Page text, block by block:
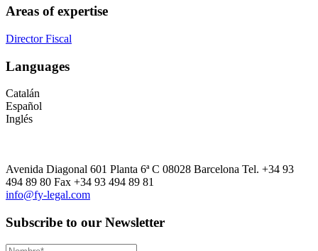
Areas of expertise
Director Fiscal
Languages
Catalán
Español
Inglés
Avenida Diagonal 601 Planta 6ª C 08028 Barcelona Tel. +34 93
494 89 80 Fax +34 93 494 89 81
info@fy-legal.com
Subscribe to our Newsletter